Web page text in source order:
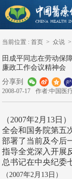
当前位置 : 首页 > 众说 >
田成平同志在劳动保
廉政工作会议精神会
分享到
2008-07-17 作者:中国医
（2007年2月13
全会和国务院第五
部署了当前及今后
指导全党深入开展
总书记在中央纪委
（2007年2月13日）